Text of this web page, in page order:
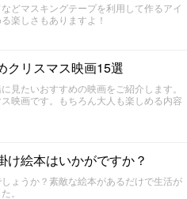
どマスキングテープを利用して作るアイ
楽しさもありますよ！
クリスマス映画15選
見たいおすすめの映画をご紹介します。
映画です。もちろん大人も楽しめる内容
け絵本はいかがですか？
ょうか？素敵な絵本があるだけで生活が
。